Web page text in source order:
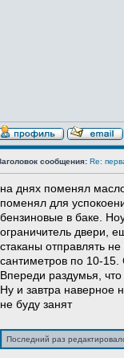
сообщения: Re:
на днях поменял
поменял для
бензиновые в баке.
ограничитель двери,
стаканы отправлять
сантиметров по 10-15.
Впереди раздумья, что
Ну и завтра наверное
не буду занят
Последний раз